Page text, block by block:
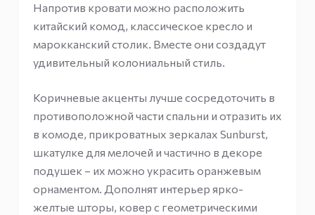
Напротив кровати можно расположить
китайский комод, классическое кресло и
марокканский столик. Вместе они создадут
удивительный колониальный стиль.
Коричневые акценты лучше сосредоточить в
противоположной части спальни и отразить их
в комоде, прикроватных зеркалах Sunburst,
шкатулке для мелочей и частично в декоре
подушек – их можно украсить оранжевым
орнаментом. Дополнят интерьер ярко-
желтые шторы, ковер с геометрическими